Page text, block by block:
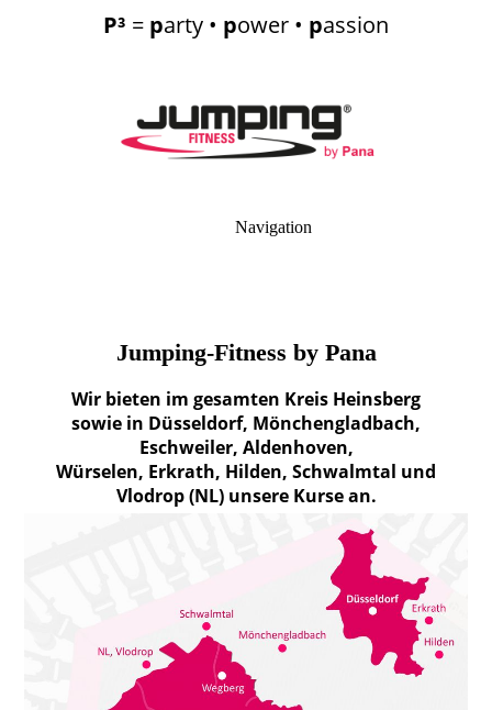
P³ = party • power • passion
Navigation
Jumping-Fitness by Pana
Wir bieten im gesamten Kreis Heinsberg
sowie in Düsseldorf, Mönchengladbach,
Eschweiler, Aldenhoven,
Würselen, Erkrath, Hilden, Schwalmtal und
Vlodrop (NL) unsere Kurse an.